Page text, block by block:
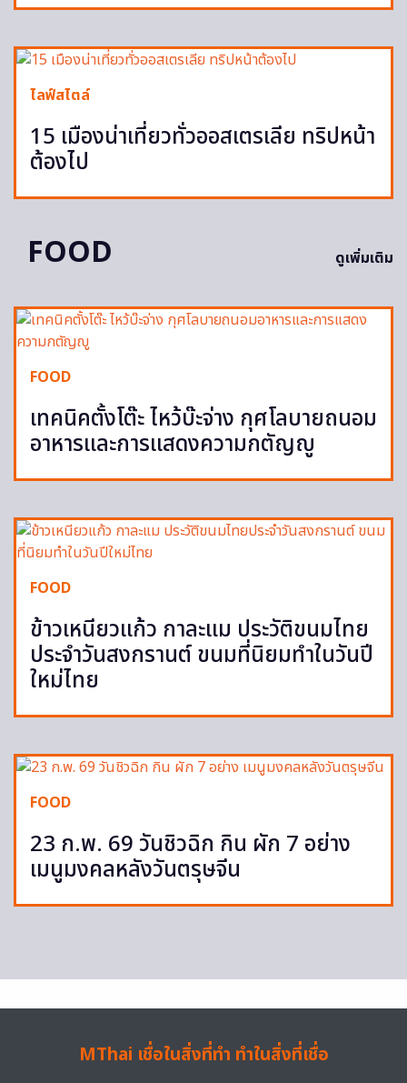
ไลฟ์สไตล์
15 เมืองน่าเที่ยวทั่วออสเตรเลีย ทริปหน้า
ต้องไป
FOOD ดูเพิ่มเติม
FOOD
เทคนิคตั้งโต๊ะ ไหว้บ๊ะจ่าง กุศโลบายถนอม
อาหารและการแสดงความกตัญญู
FOOD
ข้าวเหนียวแก้ว กาละแม ประวัติขนมไทย
ประจำวันสงกรานต์ ขนมที่นิยมทำในวันปี
ใหม่ไทย
FOOD
23 ก.พ. 69 วันชิวฉิก กิน ผัก 7 อย่าง
เมนูมงคลหลังวันตรุษจีน
MThai เชื่อในสิ่งที่ทำ ทำในสิ่งที่เชื่อ